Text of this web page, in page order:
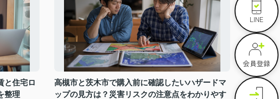
と住宅ロ
整理
高槻市と茨木市で購入前に確認したいハザードマ
ップの見方は？災害リスクの注意点をわかりやす
LINE
会員登録